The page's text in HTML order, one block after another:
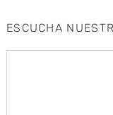
ESCUCHA